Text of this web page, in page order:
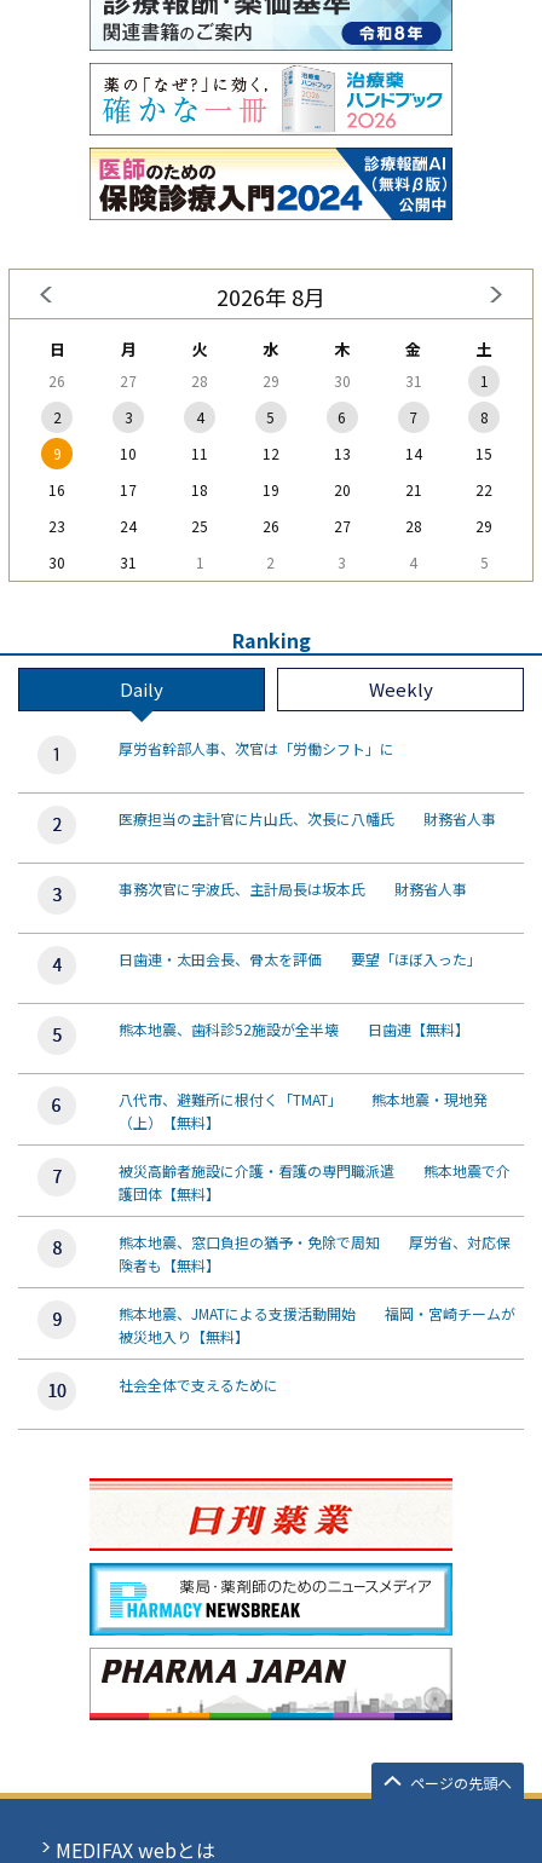
2026年 8月
日 月 火 水 木 金 土
26 27 28 29 30 31
1
2
3 4 5 6 7
8
9
10 11 12 13 14
15
16
17 18 19 20 21
22
23
24 25 26 27 28
29
30
31 1 2 3 4 5
Ranking
Daily Weekly
厚労省幹部人事、次官は「労働シフト」に
医療担当の主計官に片山氏、次長に八幡氏 財務省人事
事務次官に宇波氏、主計局長は坂本氏 財務省人事
日歯連・太田会長、骨太を評価 要望「ほぼ入った」
熊本地震、歯科診52施設が全半壊 日歯連【無料】
八代市、避難所に根付く「TMAT」 熊本地震・現地発
（上）【無料】
被災高齢者施設に介護・看護の専門職派遣 熊本地震で介
護団体【無料】
熊本地震、窓口負担の猶予・免除で周知 厚労省、対応保
険者も【無料】
熊本地震、JMATによる支援活動開始 福岡・宮崎チームが
被災地入り【無料】
社会全体で支えるために
ページの先頭へ
MEDIFAX webとは